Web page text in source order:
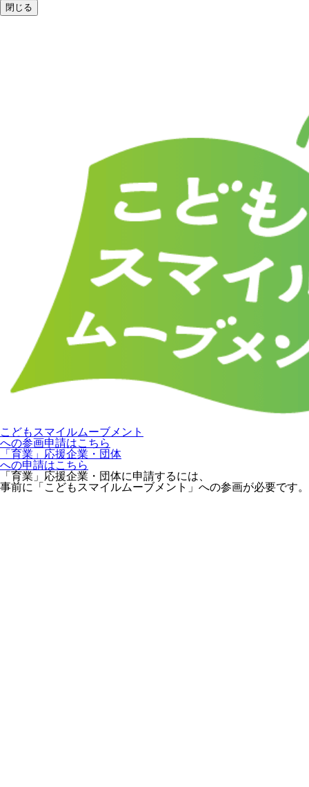
閉じる
こどもスマイルムーブメント
への参画申請はこちら
「育業」応援企業・団体
への申請はこちら
「育業」応援企業・団体に申請するには、
事前に「こどもスマイルムーブメント」への参画が必要です。